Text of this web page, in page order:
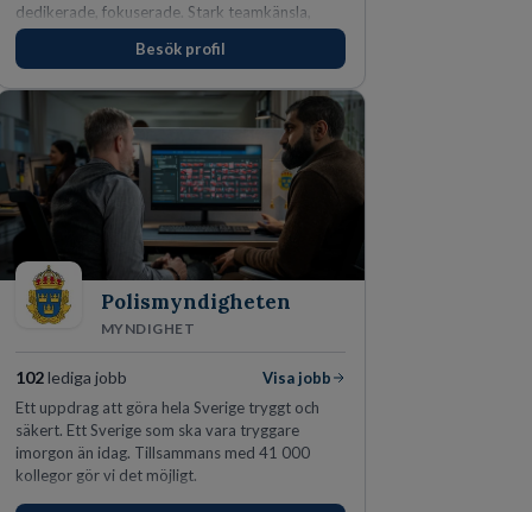
dedikerade, fokuserade. Stark teamkänsla,
vinnarinstinkt och hälsomedvetna. Vi kallar det
för idrottens egenskaper.
Besök profil
Polismyndigheten
MYNDIGHET
102lediga jobb
Visa jobb
Ett uppdrag att göra hela Sverige tryggt och
säkert. Ett Sverige som ska vara tryggare
imorgon än idag. Tillsammans med 41 000
kollegor gör vi det möjligt.